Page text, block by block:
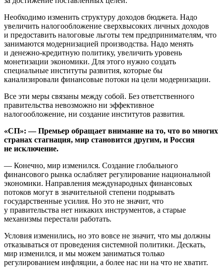
Необходимо изменить структуру доходов бюджета. Надо
увеличить налогообложение сверхвысоких личных доходов
и предоставить налоговые льготы тем предпринимателям, что
занимаются модернизацией производства. Надо менять
и денежно-кредитную политику, увеличить уровень
монетизации экономики. Для этого нужно создать
специальные институты развития, которые бы
канализировали финансовые потоки на цели модернизации.
Все эти меры связаны между собой. Без ответственного
правительства невозможно ни эффективное
налогообложение, ни создание институтов развития.
«СП»: — Премьер обращает внимание на то, что во многих
странах стагнация, мир становится другим, и Россия
не исключение.
— Конечно, мир изменился. Создание глобального
финансового рынка ослабляет регулирование национальной
экономики. Направления международных финансовых
потоков могут в значительной степени подрывать
государственные усилия. Но это не значит, что
у правительства нет никаких инструментов, а старые
механизмы перестали работать.
Условия изменились, но это вовсе не значит, что мы должны
отказываться от проведения системной политики. Дескать,
мир изменился, и мы можем заниматься только
регулированием инфляции, а более нас ни на что не хватит.